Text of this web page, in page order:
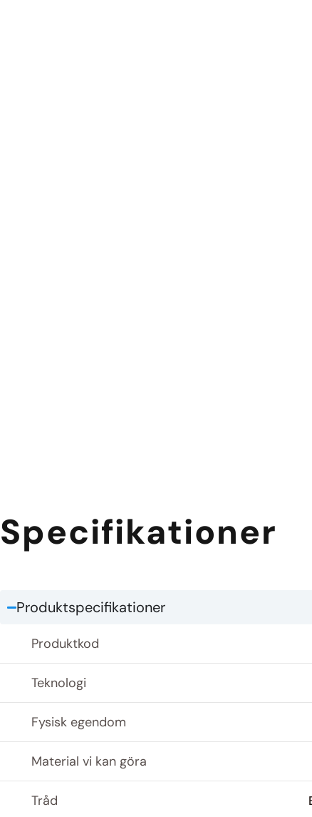
Specifikationer
Produktspecifikationer
Produktkod
Teknologi
Fysisk egendom
Material vi kan göra
Tråd